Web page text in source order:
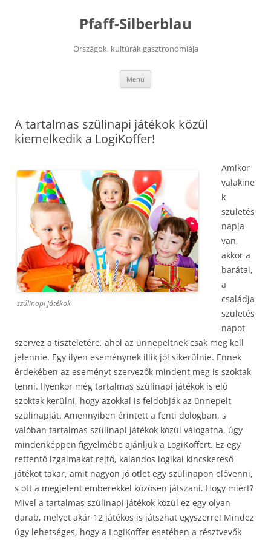
Pfaff-Silberblau
Országok, kultúrák gasztronómiája
Menü
A tartalmas szülinapi játékok közül
kiemelkedik a LogiKoffer!
szülinapi játékok
Amikor
valakine
k
születés
napja
van,
akkor a
barátai,
a
családja
születés
napot
szervez a tiszteletére, ahol az ünnepeltnek csak meg kell
jelennie. Egy ilyen eseménynek illik jól sikerülnie. Ennek
érdekében az eseményt szervezők mindent meg is szoktak
tenni. Ilyenkor még tartalmas szülinapi játékok is elő
szoktak kerülni, hogy azokkal is feldobják az ünnepelt
szülinapját. Amennyiben érintett a fenti dologban, s
valóban tartalmas szülinapi játékok közül válogatna, úgy
mindenképpen figyelmébe ajánljuk a LogiKoffert. Ez egy
rettentő izgalmakat rejtő, kalandos logikai kincskereső
játékot takar, amit nagyon jó ötlet egy szülinapon elővenni,
s ott a megjelent emberekkel közösen játszani. Hogy miért?
Mivel a tartalmas szülinapi játékok közül ez egy olyan
darab, melyet akár 12 játékos is játszhat egyszerre! Mindez
úgy lehetséges, hogy a LogiKoffer esetében a résztvevők